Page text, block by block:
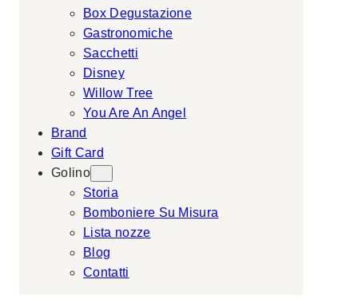
Box Degustazione
Gastronomiche
Sacchetti
Disney
Willow Tree
You Are An Angel
Brand
Gift Card
Golino
Storia
Bomboniere Su Misura
Lista nozze
Blog
Contatti